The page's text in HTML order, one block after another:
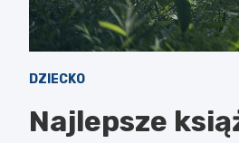
DZIECKO
Najlepsze